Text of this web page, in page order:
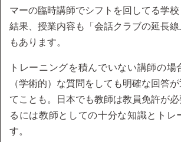
マーの臨時講師でシフトを回してる学
結果、授業内容も「会話クラブの延長
もあります。
トレーニングを積んでいない講師の場
（学術的）な質問をしても明確な回答
てことも。日本でも教師は教員免許が必
るには教師としての十分な知識とトレ
す。